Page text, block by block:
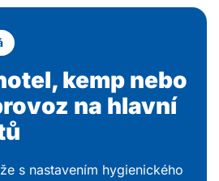
kemp nebo
na hlavní
s nastavením hygienického